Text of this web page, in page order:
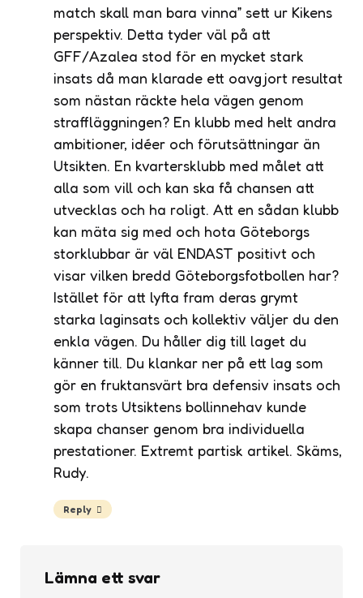
match skall man bara vinna” sett ur Kikens
perspektiv. Detta tyder väl på att
GFF/Azalea stod för en mycket stark
insats då man klarade ett oavgjort resultat
som nästan räckte hela vägen genom
straffläggningen? En klubb med helt andra
ambitioner, idéer och förutsättningar än
Utsikten. En kvartersklubb med målet att
alla som vill och kan ska få chansen att
utvecklas och ha roligt. Att en sådan klubb
kan mäta sig med och hota Göteborgs
storklubbar är väl ENDAST positivt och
visar vilken bredd Göteborgsfotbollen har?
Istället för att lyfta fram deras grymt
starka laginsats och kollektiv väljer du den
enkla vägen. Du håller dig till laget du
känner till. Du klankar ner på ett lag som
gör en fruktansvärt bra defensiv insats och
som trots Utsiktens bollinnehav kunde
skapa chanser genom bra individuella
prestationer. Extremt partisk artikel. Skäms,
Rudy.
Reply
Lämna ett svar